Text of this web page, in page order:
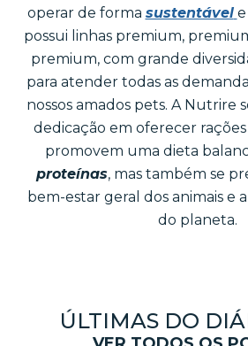
operar de forma sustentável e
possui linhas premium,
premium, com grande
para atender todas as
nossos amados pets. A Nutrire
dedicação em oferecer
promovem uma dieta
proteínas, mas também se
bem-estar geral dos animais e
do planeta.
ÚLTIMAS DO